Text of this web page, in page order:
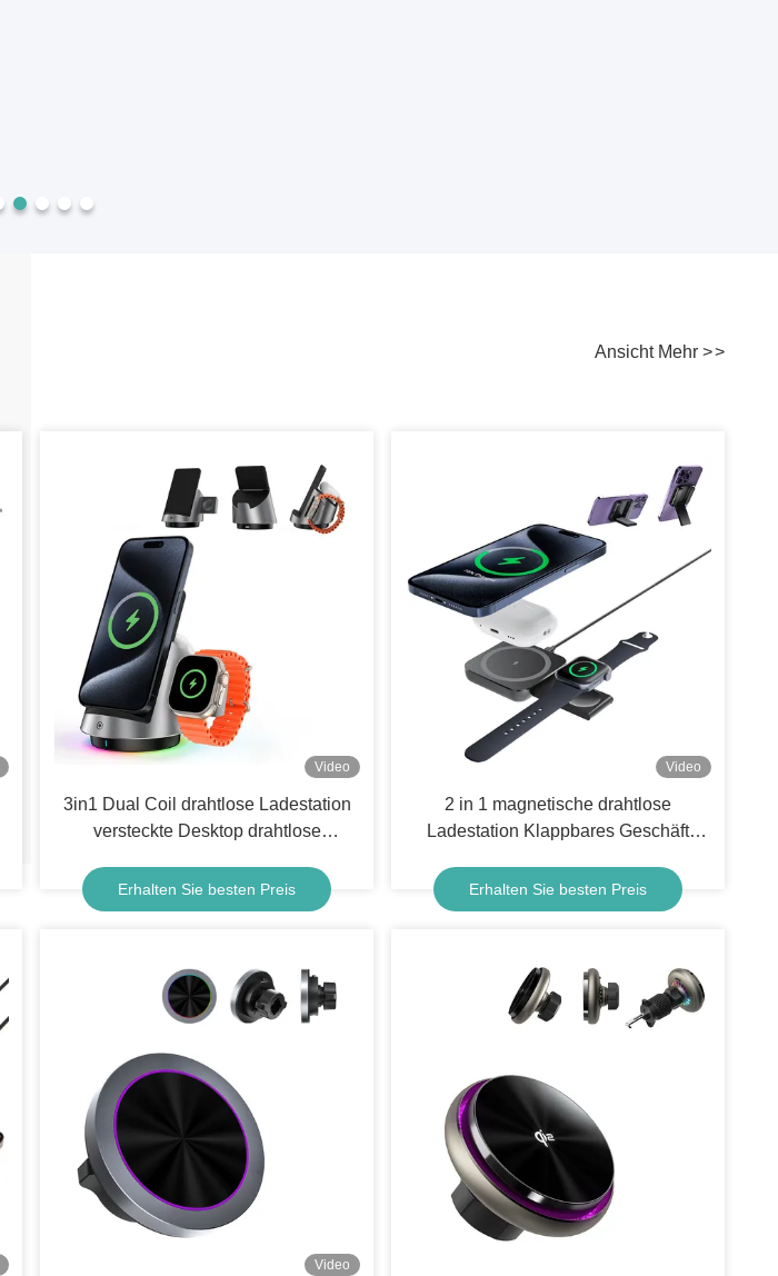
Ansicht Mehr >>
Video
3in1 Dual Coil drahtlose Ladestation
versteckte Desktop drahtlose
Erhalten Sie besten Preis
Video
2 in 1 magnetische drahtlose
Ladestation Klappbares Geschäft
Erhalten Sie besten Preis
Video